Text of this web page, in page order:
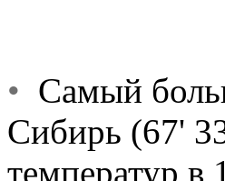
• Самый
Сибирь (67'
температур